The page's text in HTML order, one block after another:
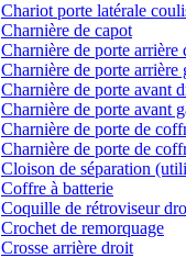
Chariot porte latérale
Charnière de capot
Charnière de porte arrière
Charnière de porte arrière
Charnière de porte avant
Charnière de porte avant
Charnière de porte de
Charnière de porte de
Cloison de séparation
Coffre à batterie
Coquille de rétroviseur
Crochet de remorquage
Crosse arrière droit